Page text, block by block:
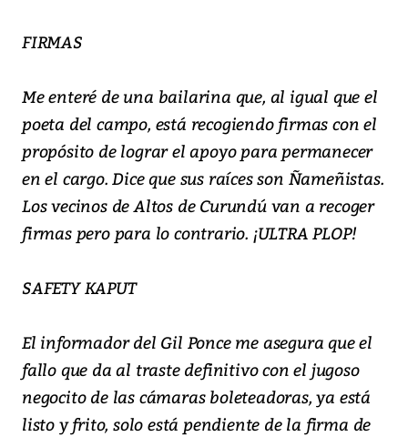
FIRMAS
Me enteré de una bailarina que, al igual que el
poeta del campo, está recogiendo firmas con el
propósito de lograr el apoyo para permanecer
en el cargo. Dice que sus raíces son Ñameñistas.
Los vecinos de Altos de Curundú van a recoger
firmas pero para lo contrario. ¡ULTRA PLOP!
SAFETY KAPUT
El informador del Gil Ponce me asegura que el
fallo que da al traste definitivo con el jugoso
negocito de las cámaras boleteadoras, ya está
listo y frito, solo está pendiente de la firma de